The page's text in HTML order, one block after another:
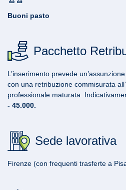
Buoni pasto
Pacchetto
L’inserimento prevede
con una retribuzione commisurata
professionale maturata.
- 45.000.
Sede lavorativa
Firenze (con frequenti trasferte a